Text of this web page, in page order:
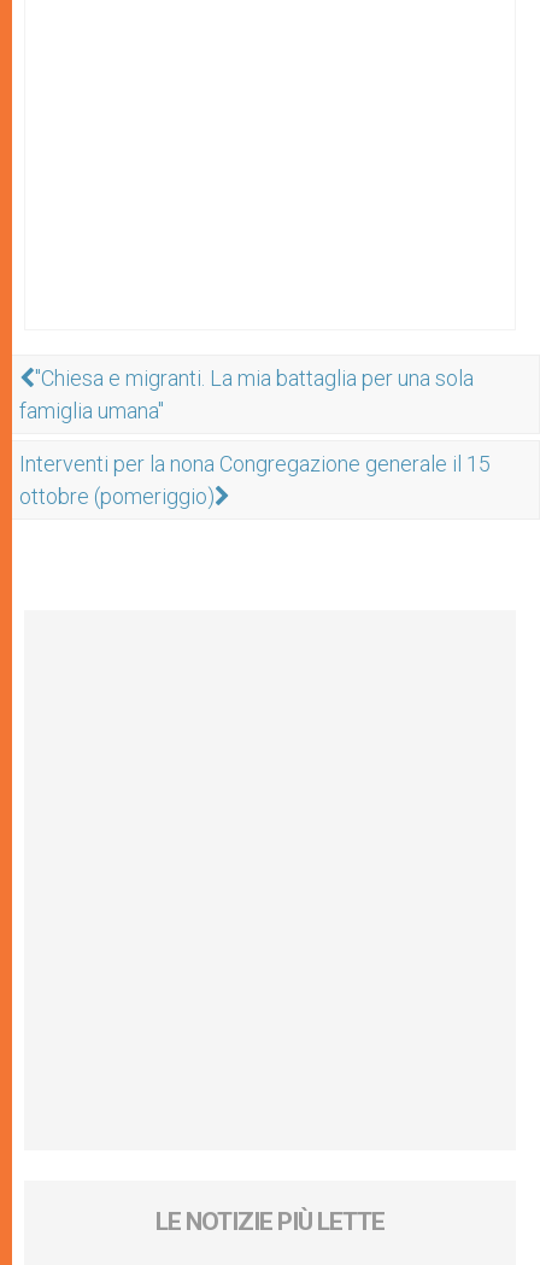
"Chiesa e migranti. La mia battaglia per una sola
famiglia umana"
Interventi per la nona Congregazione generale il 15
ottobre (pomeriggio)
LE NOTIZIE PIÙ LETTE